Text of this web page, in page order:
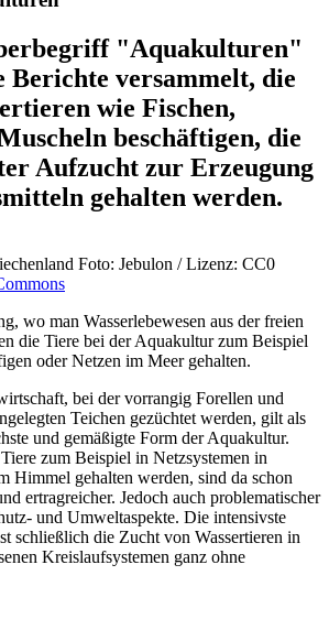
"Aquakulturen"
Berichte versammelt, die
wie Fischen,
beschäftigen, die
Aufzucht zur Erzeugung
gehalten werden.
Foto: Jebulon / Lizenz: CC0
wo man Wasserlebewesen aus der freien
die Tiere bei der Aquakultur zum Beispiel
oder Netzen im Meer gehalten.
bei der vorrangig Forellen und
Teichen gezüchtet werden, gilt als
und gemäßigte Form der Aquakultur.
zum Beispiel in Netzsystemen in
Himmel gehalten werden, sind da schon
ertragreicher. Jedoch auch problematischer
und Umweltaspekte. Die intensivste
schließlich die Zucht von Wassertieren in
Kreislaufsystemen ganz ohne